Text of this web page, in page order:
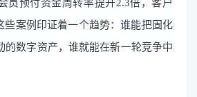
员预付资金周转率提升2.3倍，客户
些案例印证着一个趋势：谁能把固化
的数字资产，谁就能在新一轮竞争中